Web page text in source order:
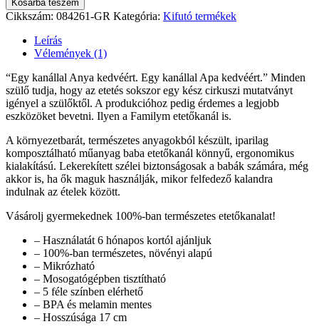
Kosárba teszem
Cikkszám: 084261-GR Kategória: Kifutó termékek
Leírás
Vélemények (1)
“Egy kanállal Anya kedvéért. Egy kanállal Apa kedvéért.” Minden
szülő tudja, hogy az etetés sokszor egy kész cirkuszi mutatványt
igényel a szülőktől. A produkcióhoz pedig érdemes a legjobb
eszközöket bevetni. Ilyen a Familym etetőkanál is.
A környezetbarát, természetes anyagokból készült, iparilag
komposztálható műanyag baba etetőkanál könnyű, ergonomikus
kialakítású. Lekerekített szélei biztonságosak a babák számára, még
akkor is, ha ők maguk használják, mikor felfedező kalandra
indulnak az ételek között.
Vásárolj gyermekednek 100%-ban természetes etetőkanalat!
– Használatát 6 hónapos kortól ajánljuk
– 100%-ban természetes, növényi alapú
– Mikrózható
– Mosogatógépben tisztítható
– 5 féle színben elérhető
– BPA és melamin mentes
– Hosszúsága 17 cm